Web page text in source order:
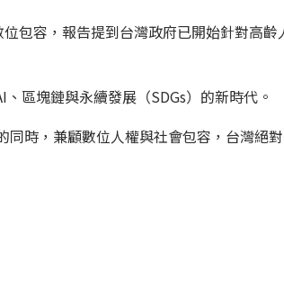
包容，報告提到台灣政府已開始針對高齡
區塊鏈與永續發展（SDGs）的新時代。
時，兼顧數位人權與社會包容，台灣絕